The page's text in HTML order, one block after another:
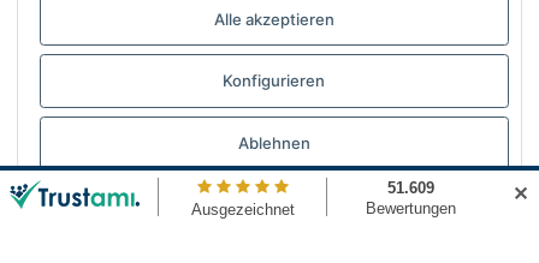
Alle akzeptieren
Konfigurieren
Ablehnen
Bequem bezahlen
✕